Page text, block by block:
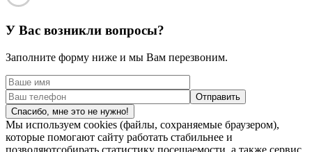
У Вас возникли вопросы?
Заполните форму ниже и мы Вам перезвоним.
Спасибо, мне это не нужно!
Мы используем cookies (файлы, сохраняемые браузером),
которые помогают сайту работать стабильнее и
позволяютсобирать статистику посещаемости, а также сервис